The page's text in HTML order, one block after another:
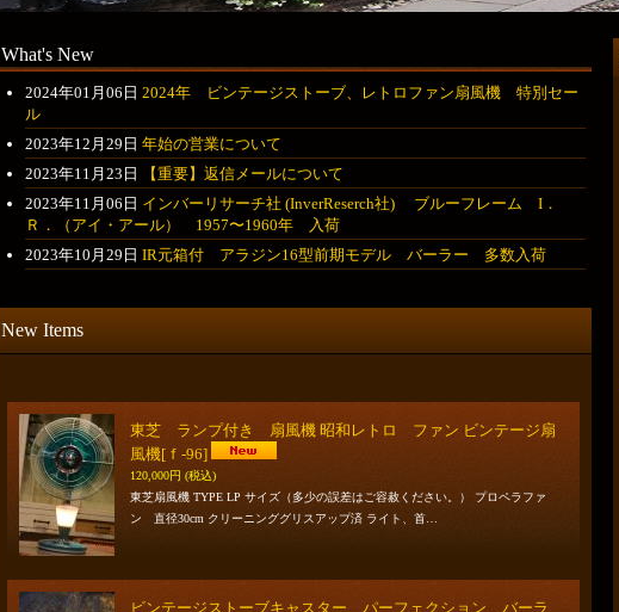
What's New
2024年01月06日 2024年 ビンテージストーブ、レトロファン扇風機 特別セー
ル
2023年12月29日 年始の営業について
2023年11月23日
【重要】返信メールについて
2023年11月06日 インバーリサーチ社 (InverReserch社) ブルーフレーム I．
Ｒ．（アイ・アール） 1957〜1960年 入荷
2023年10月29日 IR元箱付 アラジン16型前期モデル バーラー 多数入荷
New Items
東芝 ランプ付き 扇風機 昭和レトロ ファン ビンテージ扇
風機[ｆ-96]
120,000円 (税込)
東芝扇風機 TYPE LP サイズ（多少の誤差はご容赦ください。） プロペラファ
ン 直径30cm クリーニンググリスアップ済 ライト、首…
ビンテージストーブキャスター パーフェクション バーラ